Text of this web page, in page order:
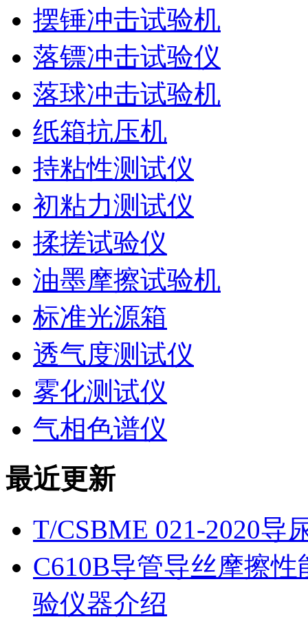
摆锤冲击试验机
落镖冲击试验仪
落球冲击试验机
纸箱抗压机
持粘性测试仪
初粘力测试仪
揉搓试验仪
油墨摩擦试验机
标准光源箱
透气度测试仪
雾化测试仪
气相色谱仪
最近更新
T/CSBME 021-2020导
C610B导管导丝摩擦
验仪器介绍